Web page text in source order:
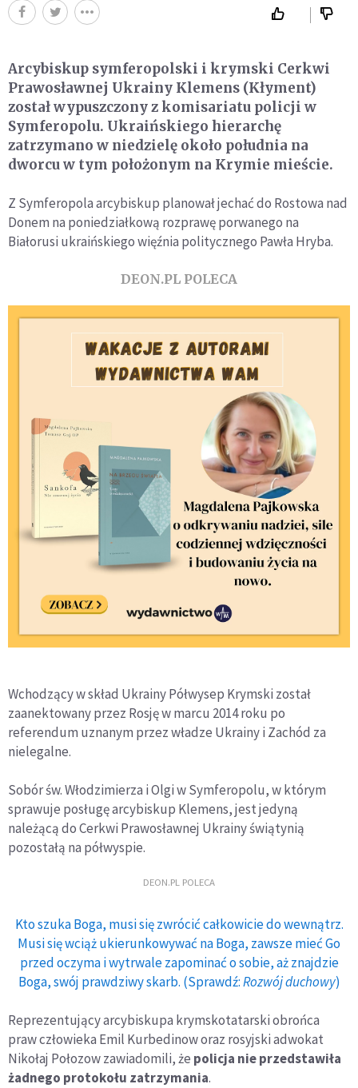
Arcybiskup symferopolski i krymski Cerkwi
Prawosławnej Ukrainy Klemens (Kłyment)
został wypuszczony z komisariatu policji w
Symferopolu. Ukraińskiego hierarchę
zatrzymano w niedzielę około południa na
dworcu w tym położonym na Krymie mieście.
Z Symferopola arcybiskup planował jechać do Rostowa nad
Donem na poniedziałkową rozprawę porwanego na
Białorusi ukraińskiego więźnia politycznego Pawła Hryba.
DEON.PL POLECA
Wchodzący w skład Ukrainy Półwysep Krymski został
zaanektowany przez Rosję w marcu 2014 roku po
referendum uznanym przez władze Ukrainy i Zachód za
nielegalne.
Sobór św. Włodzimierza i Olgi w Symferopolu, w którym
sprawuje posługę arcybiskup Klemens, jest jedyną
należącą do Cerkwi Prawosławnej Ukrainy świątynią
pozostałą na półwyspie.
DEON.PL POLECA
Kto szuka Boga, musi się zwrócić całkowicie do wewnątrz.
Musi się wciąż ukierunkowywać na Boga, zawsze mieć Go
przed oczyma i wytrwale zapominać o sobie, aż znajdzie
Boga, swój prawdziwy skarb. (Sprawdź:Rozwój duchowy)
Reprezentujący arcybiskupa krymskotatarski obrońca
praw człowieka Emil Kurbedinow oraz rosyjski adwokat
Nikołaj Połozow zawiadomili, że policja nie przedstawiła
żadnego protokołu zatrzymania.